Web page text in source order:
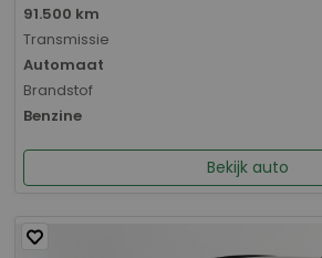
91.500 km
Transmissie
Automaat
Brandstof
Benzine
Bekijk auto